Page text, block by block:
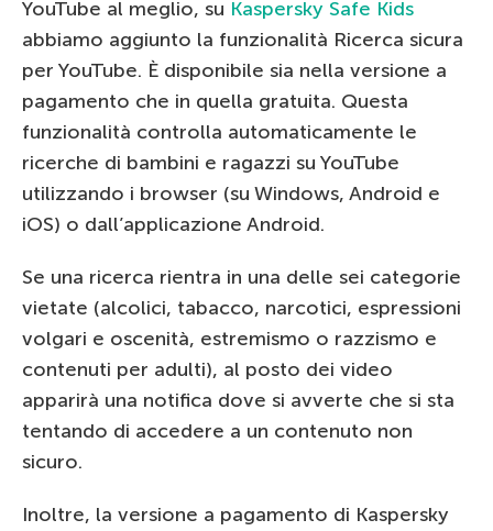
YouTube al meglio, su Kaspersky Safe Kids
abbiamo aggiunto la funzionalità Ricerca sicura
per YouTube. È disponibile sia nella versione a
pagamento che in quella gratuita. Questa
funzionalità controlla automaticamente le
ricerche di bambini e ragazzi su YouTube
utilizzando i browser (su Windows, Android e
iOS) o dall’applicazione Android.
Se una ricerca rientra in una delle sei categorie
vietate (alcolici, tabacco, narcotici, espressioni
volgari e oscenità, estremismo o razzismo e
contenuti per adulti), al posto dei video
apparirà una notifica dove si avverte che si sta
tentando di accedere a un contenuto non
sicuro.
Inoltre, la versione a pagamento di Kaspersky